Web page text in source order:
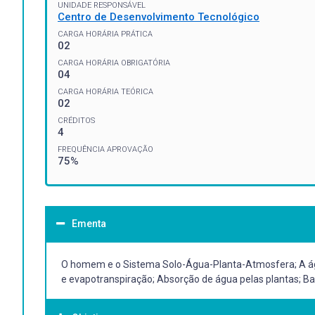
UNIDADE RESPONSÁVEL
Centro de Desenvolvimento Tecnológico
CARGA HORÁRIA PRÁTICA
02
CARGA HORÁRIA OBRIGATÓRIA
04
CARGA HORÁRIA TEÓRICA
02
CRÉDITOS
4
FREQUÊNCIA APROVAÇÃO
75%
Ementa
O homem e o Sistema Solo-Água-Planta-Atmosfera; A
e evapotranspiração; Absorção de água pelas plantas;